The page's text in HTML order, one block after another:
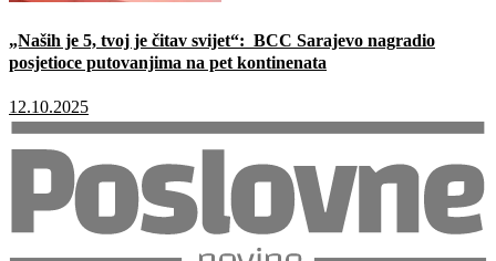
„Naših je 5, tvoj je čitav svijet“: BCC Sarajevo nagradio
posjetioce putovanjima na pet kontinenata
12.10.2025